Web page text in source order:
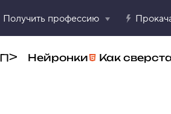
Получить профессию
Нейронки Как